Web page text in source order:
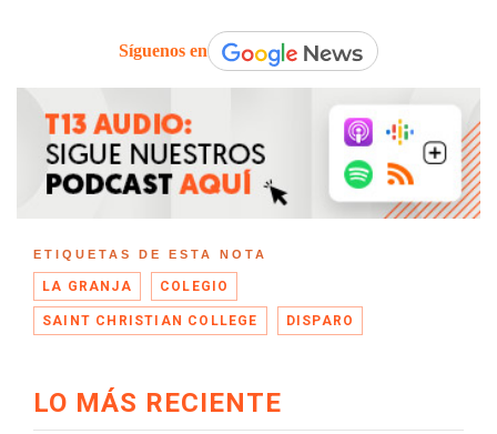
Síguenos en
ETIQUETAS DE ESTA NOTA
LA GRANJA COLEGIO
SAINT CHRISTIAN COLLEGE DISPARO
LO MÁS RECIENTE